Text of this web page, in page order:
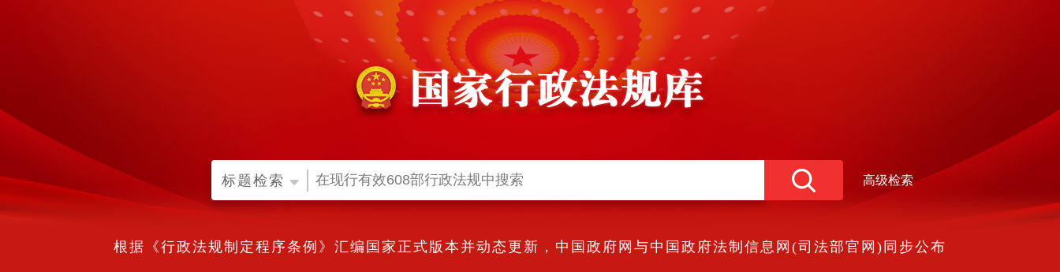
标题检索 高级检索
根据《行政法规制定程序条例》汇编国家正式版本并动态更新，中国政府网与中国政府法制信息网(司法部官网)同步公布